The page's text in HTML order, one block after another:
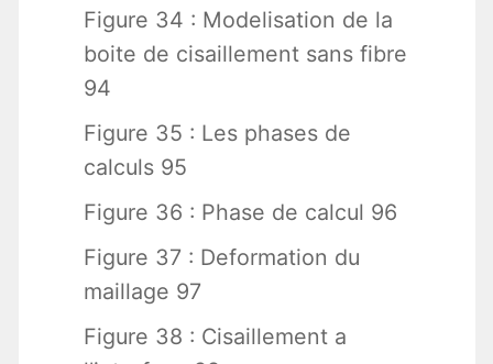
Figure 34 : Modelisation de la
boite de cisaillement sans fibre
94
Figure 35 : Les phases de
calculs 95
Figure 36 : Phase de calcul 96
Figure 37 : Deformation du
maillage 97
Figure 38 : Cisaillement a